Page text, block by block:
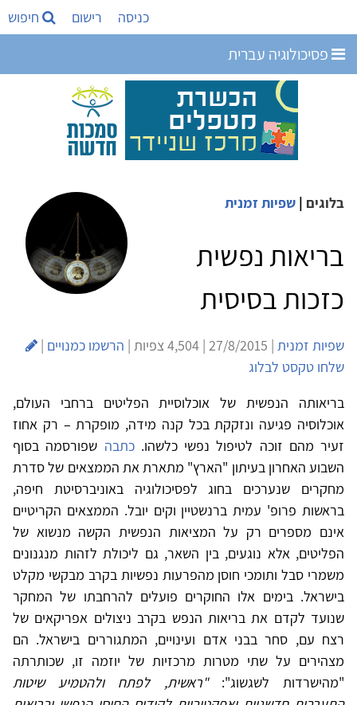
כניסה רישום חיפוש
פסיכולוגיה עברית
בלוגים | שפיות זמנית
בריאות נפשית
כזכות בסיסית
שפיות זמנית | 27/8/2015 | 4,504 צפיות | הרשמו כמנויים |
שלחו טקסט לבלוג
בריאותה הנפשית של אוכלוסיית הפליטים ברחבי העולם,
אוכלוסיה פגיעה ונזקקת בכל קנה מידה, מופקרת – רק אחוז
זעיר מהם זוכה לטיפול נפשי כלשהו.כתבה שפורסמה בסוף
השבוע האחרון בעיתון "הארץ" מתארת את הממצאים של סדרת
מחקרים שנערכים בחוג לפסיכולוגיה באוניברסיטת חיפה,
בראשות פרופ' עמית ברנשטיין וקים יובל. הממצאים הקריטיים
אינם מספרים רק על המציאות הנפשית הקשה מנשוא של
הפליטים, אלא נוגעים, בין השאר, גם ליכולת לזהות מנגנונים
משמרי סבל ותומכי חוסן מהפרעות נפשיות בקרב מבקשי מקלט
בישראל. בימים אלו החוקרים פועלים להרחבתו של המחקר
שנועד לקדם את בריאות הנפש בקרב ניצולים אפריקאים של
רצח עם, סחר בבני אדם ועינויים, המתגוררים בישראל. הם
מצהירים על שתי מטרות מרכזיות של יוזמה זו, שכותרתה
"מהישרדות לשגשוג":"ראשית, לפתח ולהטמיע שיטות